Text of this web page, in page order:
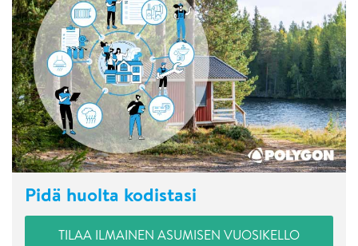
Pidä huolta kodistasi
TILAA ILMAINEN ASUMISEN VUOSIKELLO